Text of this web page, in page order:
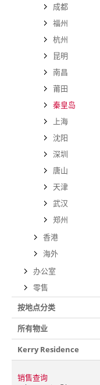
成都
福州
杭州
昆明
南昌
莆田
秦皇岛
上海
沈阳
深圳
唐山
天津
武汉
郑州
香港
海外
办公室
零售
按地点分类
所有物业
Kerry Residence
销售查询